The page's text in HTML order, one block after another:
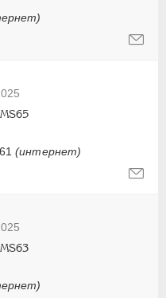
(интернет)
MS65
MS63